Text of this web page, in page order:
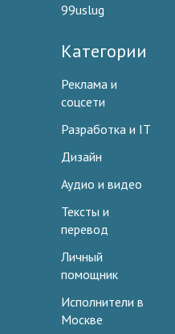
99uslug
Категории
Реклама и
соцсети
Разработка и IT
Дизайн
Аудио и видео
Тексты и
перевод
Личный
помощник
Исполнители в
Москве